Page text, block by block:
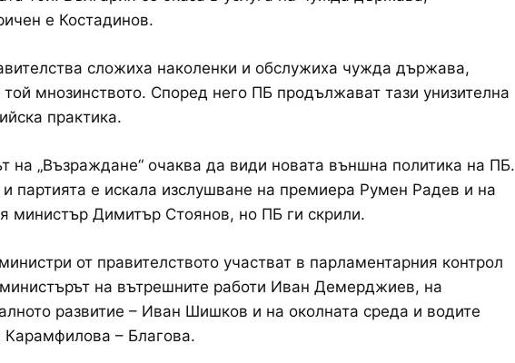
е Костадинов.
сложиха наколенки и обслужиха чужда държава,
мнозинството. Според него ПБ продължават тази унизителна
практика.
на „Възраждане“ очаква да види новата външна политика на ПБ.
и партията е искала изслушване на премиера Румен Радев и на
министър Димитър Стоянов, но ПБ ги скрили.
от правителството участват в парламентарния контрол
на вътрешните работи Иван Демерджиев, на
развитие – Иван Шишков и на околната среда и водите
Карамфилова – Благова.